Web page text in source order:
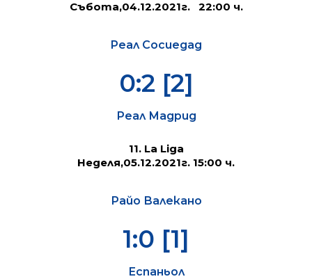
Събота,04.12.2021г. 22:00 ч.
Реал Сосиедад
0:2 [2]
Реал Мадрид
11. La Liga
Неделя,05.12.2021г. 15:00 ч.
Райо Валекано
1:0 [1]
Еспаньол